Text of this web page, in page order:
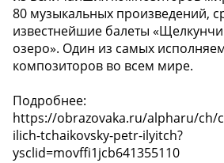
80 музыкальных произведений,
известнейшие балеты
озеро». Один из самых
композиторов во всем мире.
Подробнее:
https://obrazovaka.ru/alpharu/ch/
ilich-tchaikovsky-petr-ilyitch?
ysclid=movffi1jcb641355110